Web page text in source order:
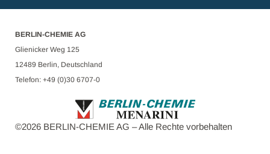
BERLIN-CHEMIE AG
Glienicker Weg 125
12489 Berlin, Deutschland
Telefon: +49 (0)30 6707-0
©2026 BERLIN-CHEMIE AG – Alle Rechte vorbehalten